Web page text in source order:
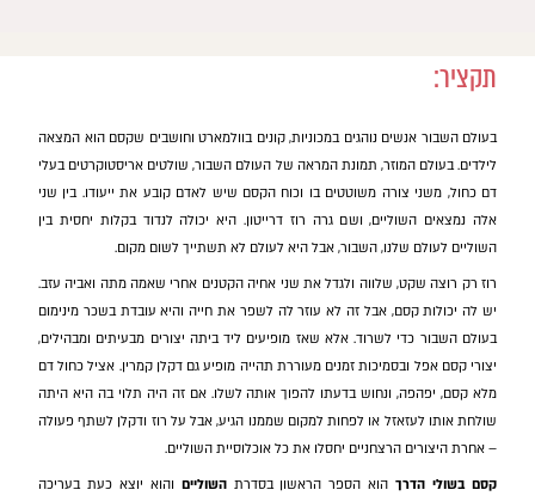
תקציר:
בעולם השבור אנשים נוהגים במכוניות, קונים בוולמארט וחושבים שקסם הוא המצאה
לילדים. בעולם המוזר, תמונת המראה של העולם השבור, שולטים אריסטוקרטים בעלי
דם כחול, משני צורה משוטטים בו וכוח הקסם שיש לאדם קובע את ייעודו. בין שני
אלה נמצאים השוליים, ושם גרה רוז דרייטון. היא יכולה לנדוד בקלות יחסית בין
השוליים לעולם שלנו, השבור, אבל היא לעולם לא תשתייך לשום מקום.
רוז רק רוצה שקט, שלווה ולגדל את שני אחיה הקטנים אחרי שאמה מתה ואביה עזב.
יש לה יכולות קסם, אבל זה לא עוזר לה לשפר את חייה והיא עובדת בשכר מינימום
בעולם השבור כדי לשרוד. אלא שאז מופיעים ליד ביתה יצורים מבעיתים ומבהילים,
יצורי קסם אפל ובסמיכות זמנים מעוררת תהייה מופיע גם דקלן קמרין. אציל כחול דם
מלא קסם, יפהפה, ונחוש בדעתו להפוך אותה לשלו. אם זה היה תלוי בה היא היתה
שולחת אותו לעזאזל או לפחות למקום שממנו הגיע, אבל על רוז ודקלן לשתף פעולה
– אחרת היצורים הרצחניים יחסלו את כל אוכלוסיית השוליים.
קסם בשולי הדרך הוא הספר הראשון בסדרתהשוליים והוא יוצא כעת בעריכה